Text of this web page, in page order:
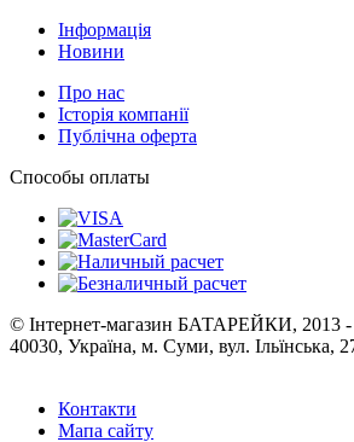
Інформація
Новини
Про нас
Історія компанії
Публічна оферта
Способы оплаты
© Інтернет-магазин БАТАРЕЙКИ, 2013 -
40030, Україна, м. Суми, вул. Ільїнська,
Контакти
Мапа сайту